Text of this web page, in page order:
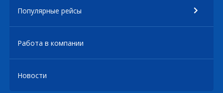
Популярные рейсы
Работа в компании
Новости